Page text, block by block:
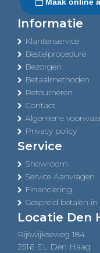
Informatie
Klantenservice
Bestelprocedure
Bezorgen
Betaalmethoden
Retourneren
Contact
Algemene
Privacy policy
Service
Showroom
Service Aanvragen
Financiering
Gespreid betalen
Locatie Den
Rijswijkseweg 184
2516 EL Den Haag